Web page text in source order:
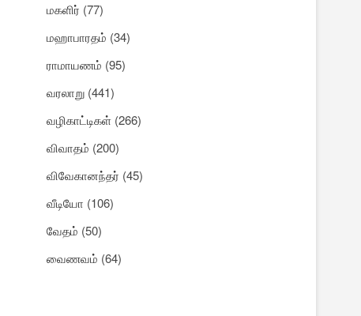
மகளிர் (77)
மஹாபாரதம் (34)
ராமாயணம் (95)
வரலாறு (441)
வழிகாட்டிகள் (266)
விவாதம் (200)
விவேகானந்தர் (45)
வீடியோ (106)
வேதம் (50)
வைணவம் (64)